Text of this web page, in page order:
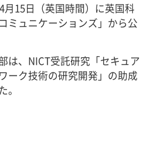
月15日（英国時間）に英国科
ミュニケーションズ」から公
は、NICT受託研究「セキュア
ーク技術の研究開発」の助成